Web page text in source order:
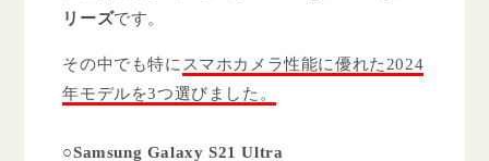
リーズです。
その中でも特にスマホカメラ性能に優れた2024
年モデルを3つ選びました。
○Samsung Galaxy S21 Ultra